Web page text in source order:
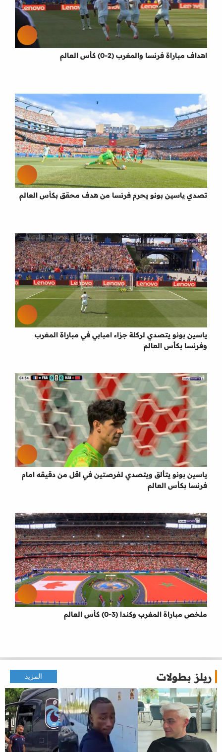
اهداف مباراة فرنسا والمغرب (2-0) كأس العالم
تصدي ياسين بونو يحرم فرنسا من هدف محقق بكأس العالم
ياسين بونو يتصدي لركلة جزاء امبابي في مباراة المغرب
وفرنسا بكأس العالم
ياسين بونو يتألق ويتصدي لفرصتين في اقل من دقيقه امام
فرنسا بكأس العالم
ملخص مباراة المغرب وكندا (3-0) كأس العالم
ريلز بطولات المزيد